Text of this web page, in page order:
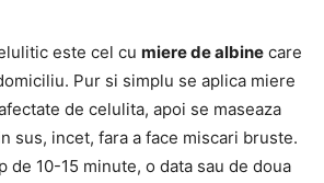
este cel cu miere de albine care
Pur si simplu se aplica miere
de celulita, apoi se maseaza
sus, incet, fara a face miscari bruste.
de 10-15 minute, o data sau de doua